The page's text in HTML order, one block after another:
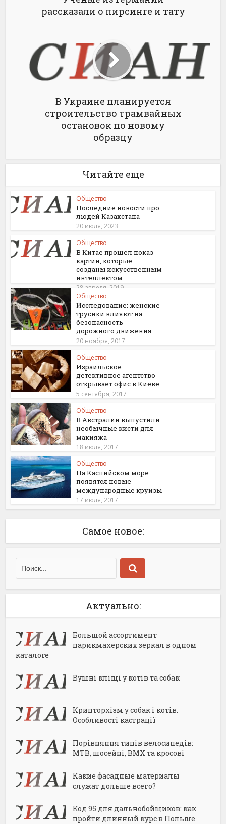
рассказали о пирсинге и тату
В Украине планируется
строительство трамвайных
остановок по новому
образцу
Читайте еще
Общество
Последние новости про
людей Казахстана
20 июля, 2023
Общество
В Китае прошел показ
картин, которые
созданы искусственным
интеллектом
28 апреля, 2019
Общество
Исследование: женские
трусики влияют на
безопасность
дорожного движения
20 ноября, 2017
Общество
Израильское
детективное агентство
открывает офис в Киеве
5 сентября, 2017
Общество
В Австралии выпустили
необычные кисти для
макияжа
18 июля, 2017
Общество
На Каспийском море
появятся новые
международные круизы
17 июля, 2017
Самое новое:
Актуально:
Большой ассортимент
парикмахерских зеркал в одном
каталоге
Вушні кліщі у котів та собак
Крипторхізм у собак і котів.
Особливості кастрації
Порівняння типів велосипедів:
MTB, шосейні, BMX та кросові
Какие фасадные материалы
служат дольше всего?
Код 95 для дальнобойщиков: как
пройти длинный курс в Польше